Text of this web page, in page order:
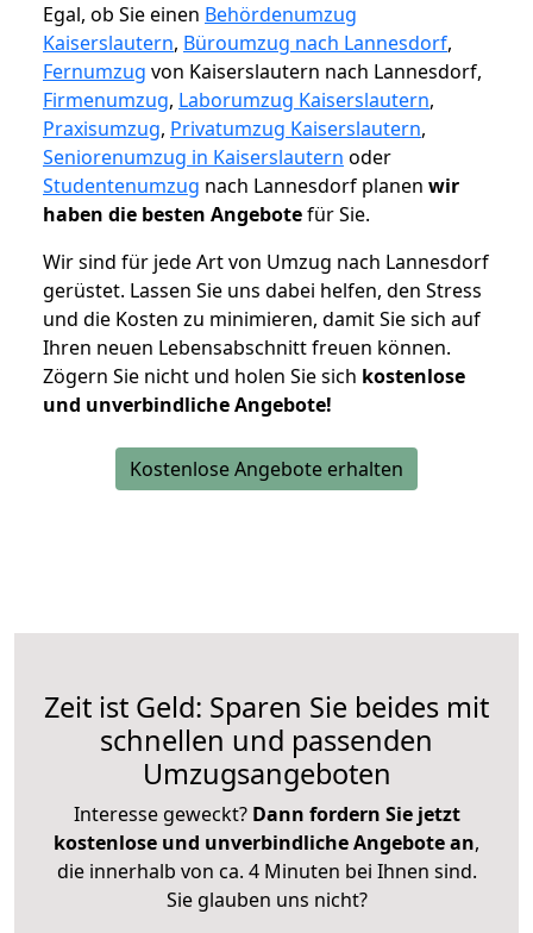
Egal, ob Sie einen Behördenumzug
Kaiserslautern, Büroumzug nach Lannesdorf,
Fernumzug von Kaiserslautern nach Lannesdorf,
Firmenumzug, Laborumzug Kaiserslautern,
Praxisumzug, Privatumzug Kaiserslautern,
Seniorenumzug in Kaiserslautern oder
Studentenumzug nach Lannesdorf planen wir
haben die besten Angebotefür Sie.
Wir sind für jede Art von Umzug nach Lannesdorf
gerüstet. Lassen Sie uns dabei helfen, den Stress
und die Kosten zu minimieren, damit Sie sich auf
Ihren neuen Lebensabschnitt freuen können.
Zögern Sie nicht und holen Sie sich kostenlose
und unverbindliche Angebote!
Kostenlose Angebote erhalten
Zeit ist Geld: Sparen Sie beides mit
schnellen und passenden
Umzugsangeboten
Interesse geweckt? Dann fordern Sie jetzt
kostenlose und unverbindliche Angebote an,
die innerhalb von ca. 4 Minuten bei Ihnen sind.
Sie glauben uns nicht?